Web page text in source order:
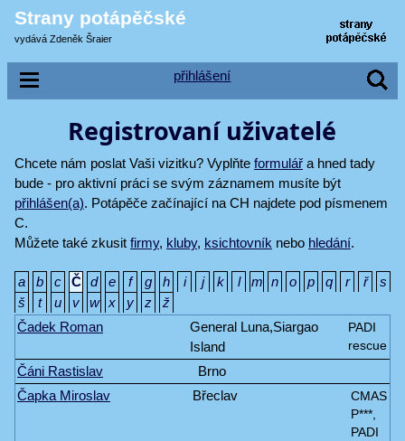
Strany potápěčské
vydává Zdeněk Šraier
přihlášení
Registrovaní uživatelé
Chcete nám poslat Vaši vizitku? Vyplňte formulář a hned tady
bude - pro aktivní práci se svým záznamem musíte být
přihlášen(a). Potápěče začínající na CH najdete pod písmenem
C.
Můžete také zkusit firmy, kluby, ksichtovník nebo hledání.
a b c Č d e f g h i j k l m n o p q r ř
s
š
t u v w x y z
ž
Čadek Roman
General Luna,Siargao
Island
PADI
rescue
Čáni Rastislav
Brno
Čapka Miroslav
Břeclav
CMAS
P***,
PADI